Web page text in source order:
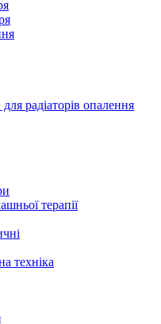
радіаторів опалення
терапії
техніка